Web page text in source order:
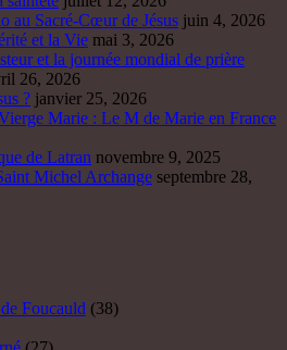
Foucauld(38)
(27)
blog par e-mail.